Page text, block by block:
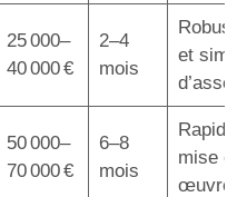
25 000–
40 000 €
2–4
mois
et
50 000–
70 000 €
6–8
mois
mise en
œuvre